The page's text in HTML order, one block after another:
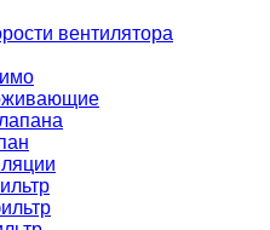
вентилятора